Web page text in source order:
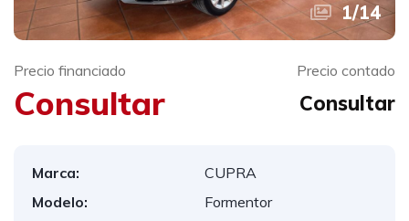
1/14
Precio financiado
Consultar
Precio contado
Consultar
Marca:
CUPRA
Modelo:
Formentor